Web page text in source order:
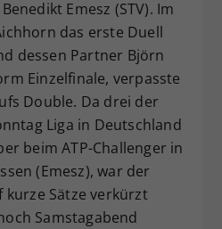
Emesz (STV). Im
das erste Duell
dessen Partner Björn
Einzelfinale, verpasste
Double. Da drei der
Liga in Deutschland
beim ATP-Challenger in
(Emesz), war der
kurze Sätze verkürzt
Samstagabend